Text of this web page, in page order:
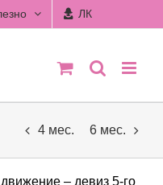
ЛК
4 мес. 6 мес.
– девиз 5-го